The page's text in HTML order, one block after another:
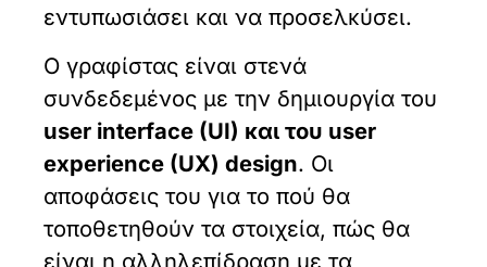
εντυπωσιάσει και να προσελκύσει.
Ο γραφίστας είναι στενά
συνδεδεμένος με την δημιουργία του
user interface (UI) και του user
experience (UX) design. Οι
αποφάσεις του για το πού θα
τοποθετηθούν τα στοιχεία, πώς θα
είναι η αλληλεπίδραση με τα